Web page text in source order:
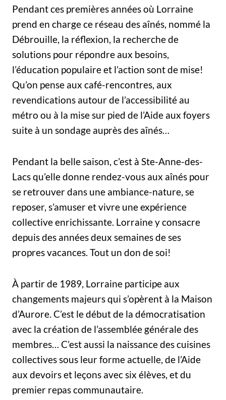
Pendant ces premières années où Lorraine
prend en charge ce réseau des aînés, nommé la
Débrouille, la réflexion, la recherche de
solutions pour répondre aux besoins,
l’éducation populaire et l’action sont de mise!
Qu’on pense aux café-rencontres, aux
revendications autour de l’accessibilité au
métro ou à la mise sur pied de l’Aide aux foyers
suite à un sondage auprès des aînés…
Pendant la belle saison, c’est à Ste-Anne-des-
Lacs qu’elle donne rendez-vous aux aînés pour
se retrouver dans une ambiance-nature, se
reposer, s’amuser et vivre une expérience
collective enrichissante. Lorraine y consacre
depuis des années deux semaines de ses
propres vacances. Tout un don de soi!
À partir de 1989, Lorraine participe aux
changements majeurs qui s’opèrent à la Maison
d’Aurore. C’est le début de la démocratisation
avec la création de l’assemblée générale des
membres… C’est aussi la naissance des cuisines
collectives sous leur forme actuelle, de l’Aide
aux devoirs et leçons avec six élèves, et du
premier repas communautaire.